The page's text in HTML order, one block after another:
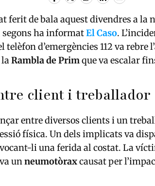
ferit de bala aquest divendres a la
segons ha informatEl Caso.
telèfon d’emergències 112 va rebre
laRambla de Primque va escalar
client i treballador
entre diversos clients i un
física. Un dels implicats va
li una ferida al costat. La
unneumotòraxcausat per